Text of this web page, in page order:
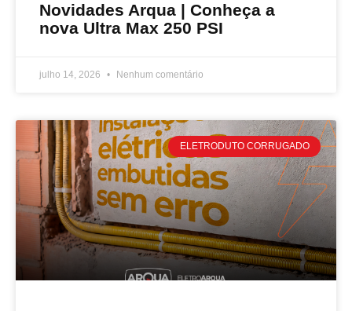
Novidades Arqua | Conheça a
nova Ultra Max 250 PSI
julho 14, 2026 Nenhum comentário
ELETRODUTO CORRUGADO